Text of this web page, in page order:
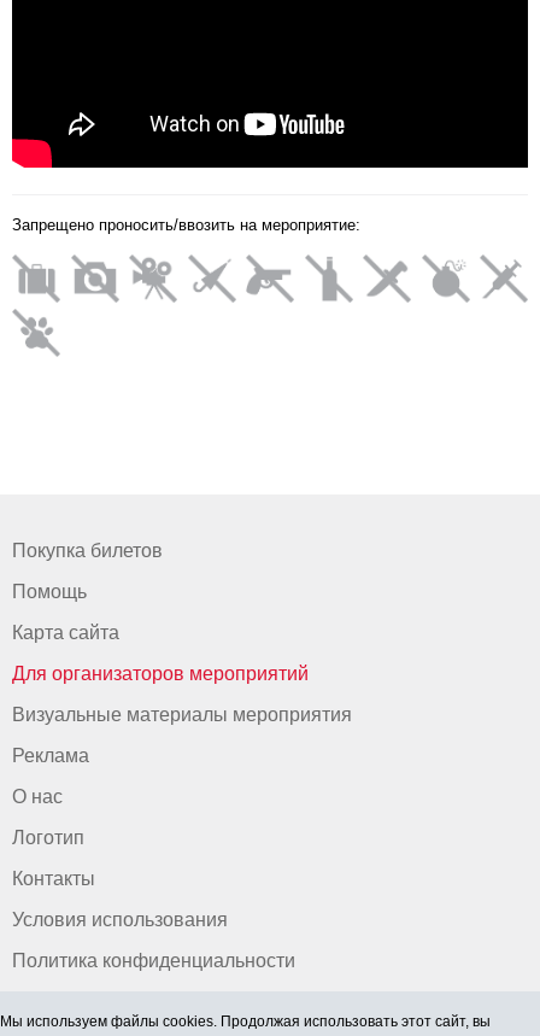
Запрещено проносить/ввозить на мероприятие:
Покупка билетов
Помощь
Карта сайта
Для организаторов мероприятий
Визуальные материалы мероприятия
Реклама
О нас
Логотип
Контакты
Условия использования
Политика конфиденциальности
Мы используем файлы cookies. Продолжая использовать этот сайт, вы